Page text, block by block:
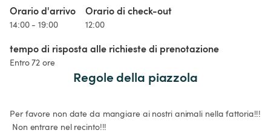
Orario d'arrivo
14:00 - 19:00
Orario di check-out
12:00
tempo di risposta alle richieste di prenotazione
Entro 72 ore
Regole della piazzola
Per favore non date da mangiare ai nostri animali nella fattoria!!!